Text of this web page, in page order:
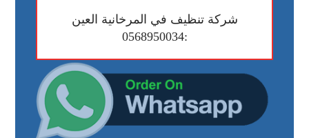
شركة تنظيف في المرخانية العين
:0568950034